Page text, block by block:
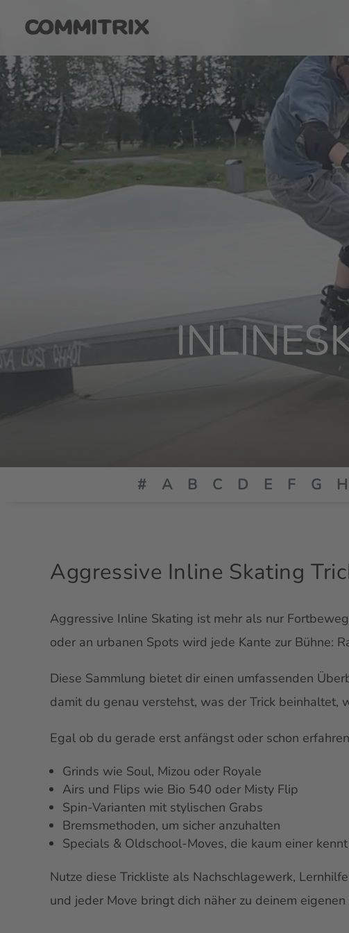
# A B C D E F G H
Aggressive Inline Skating
Aggressive Inline Skating ist mehr als nur
oder an urbanen Spots wird jede Kante zur Bühne:
Diese Sammlung bietet dir einen umfassenden
damit du genau verstehst, was der Trick beinhaltet,
Egal ob du gerade erst anfängst oder schon
Grinds wie Soul, Mizou oder Royale
Airs und Flips wie Bio 540 oder Misty Flip
Spin-Varianten mit stylischen Grabs
Bremsmethoden, um sicher anzuhalten
Specials & Oldschool-Moves, die kaum einer kennt
Nutze diese Trickliste als Nachschlagewerk,
und jeder Move bringt dich näher zu deinem eigenen